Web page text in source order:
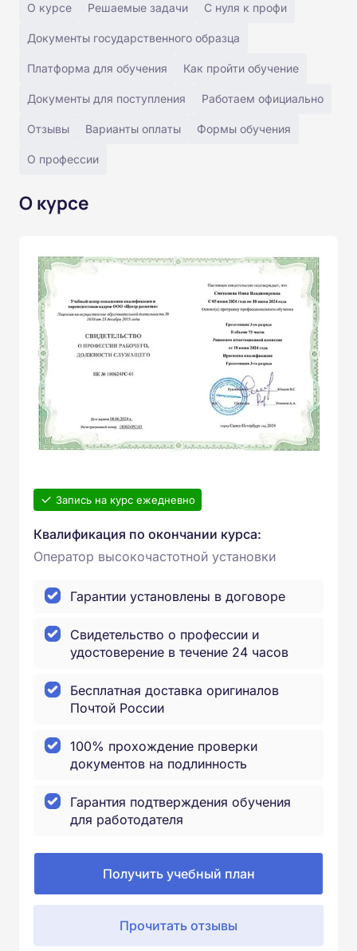
О курсе Решаемые задачи С нуля к профи
Документы государственного образца
Платформа для обучения Как пройти обучение
Документы для поступления Работаем официально
Отзывы Варианты оплаты Формы обучения
О профессии
О курсе
Запись на курс ежедневно
Квалификация по окончании курса:
Оператор высокочастотной установки
Гарантии установлены в договоре
Свидетельство о профессии и
удостоверение в течение 24 часов
Бесплатная доставка оригиналов
Почтой России
100% прохождение проверки
документов на подлинность
Гарантия подтверждения обучения
для работодателя
Получить учебный план
Прочитать отзывы